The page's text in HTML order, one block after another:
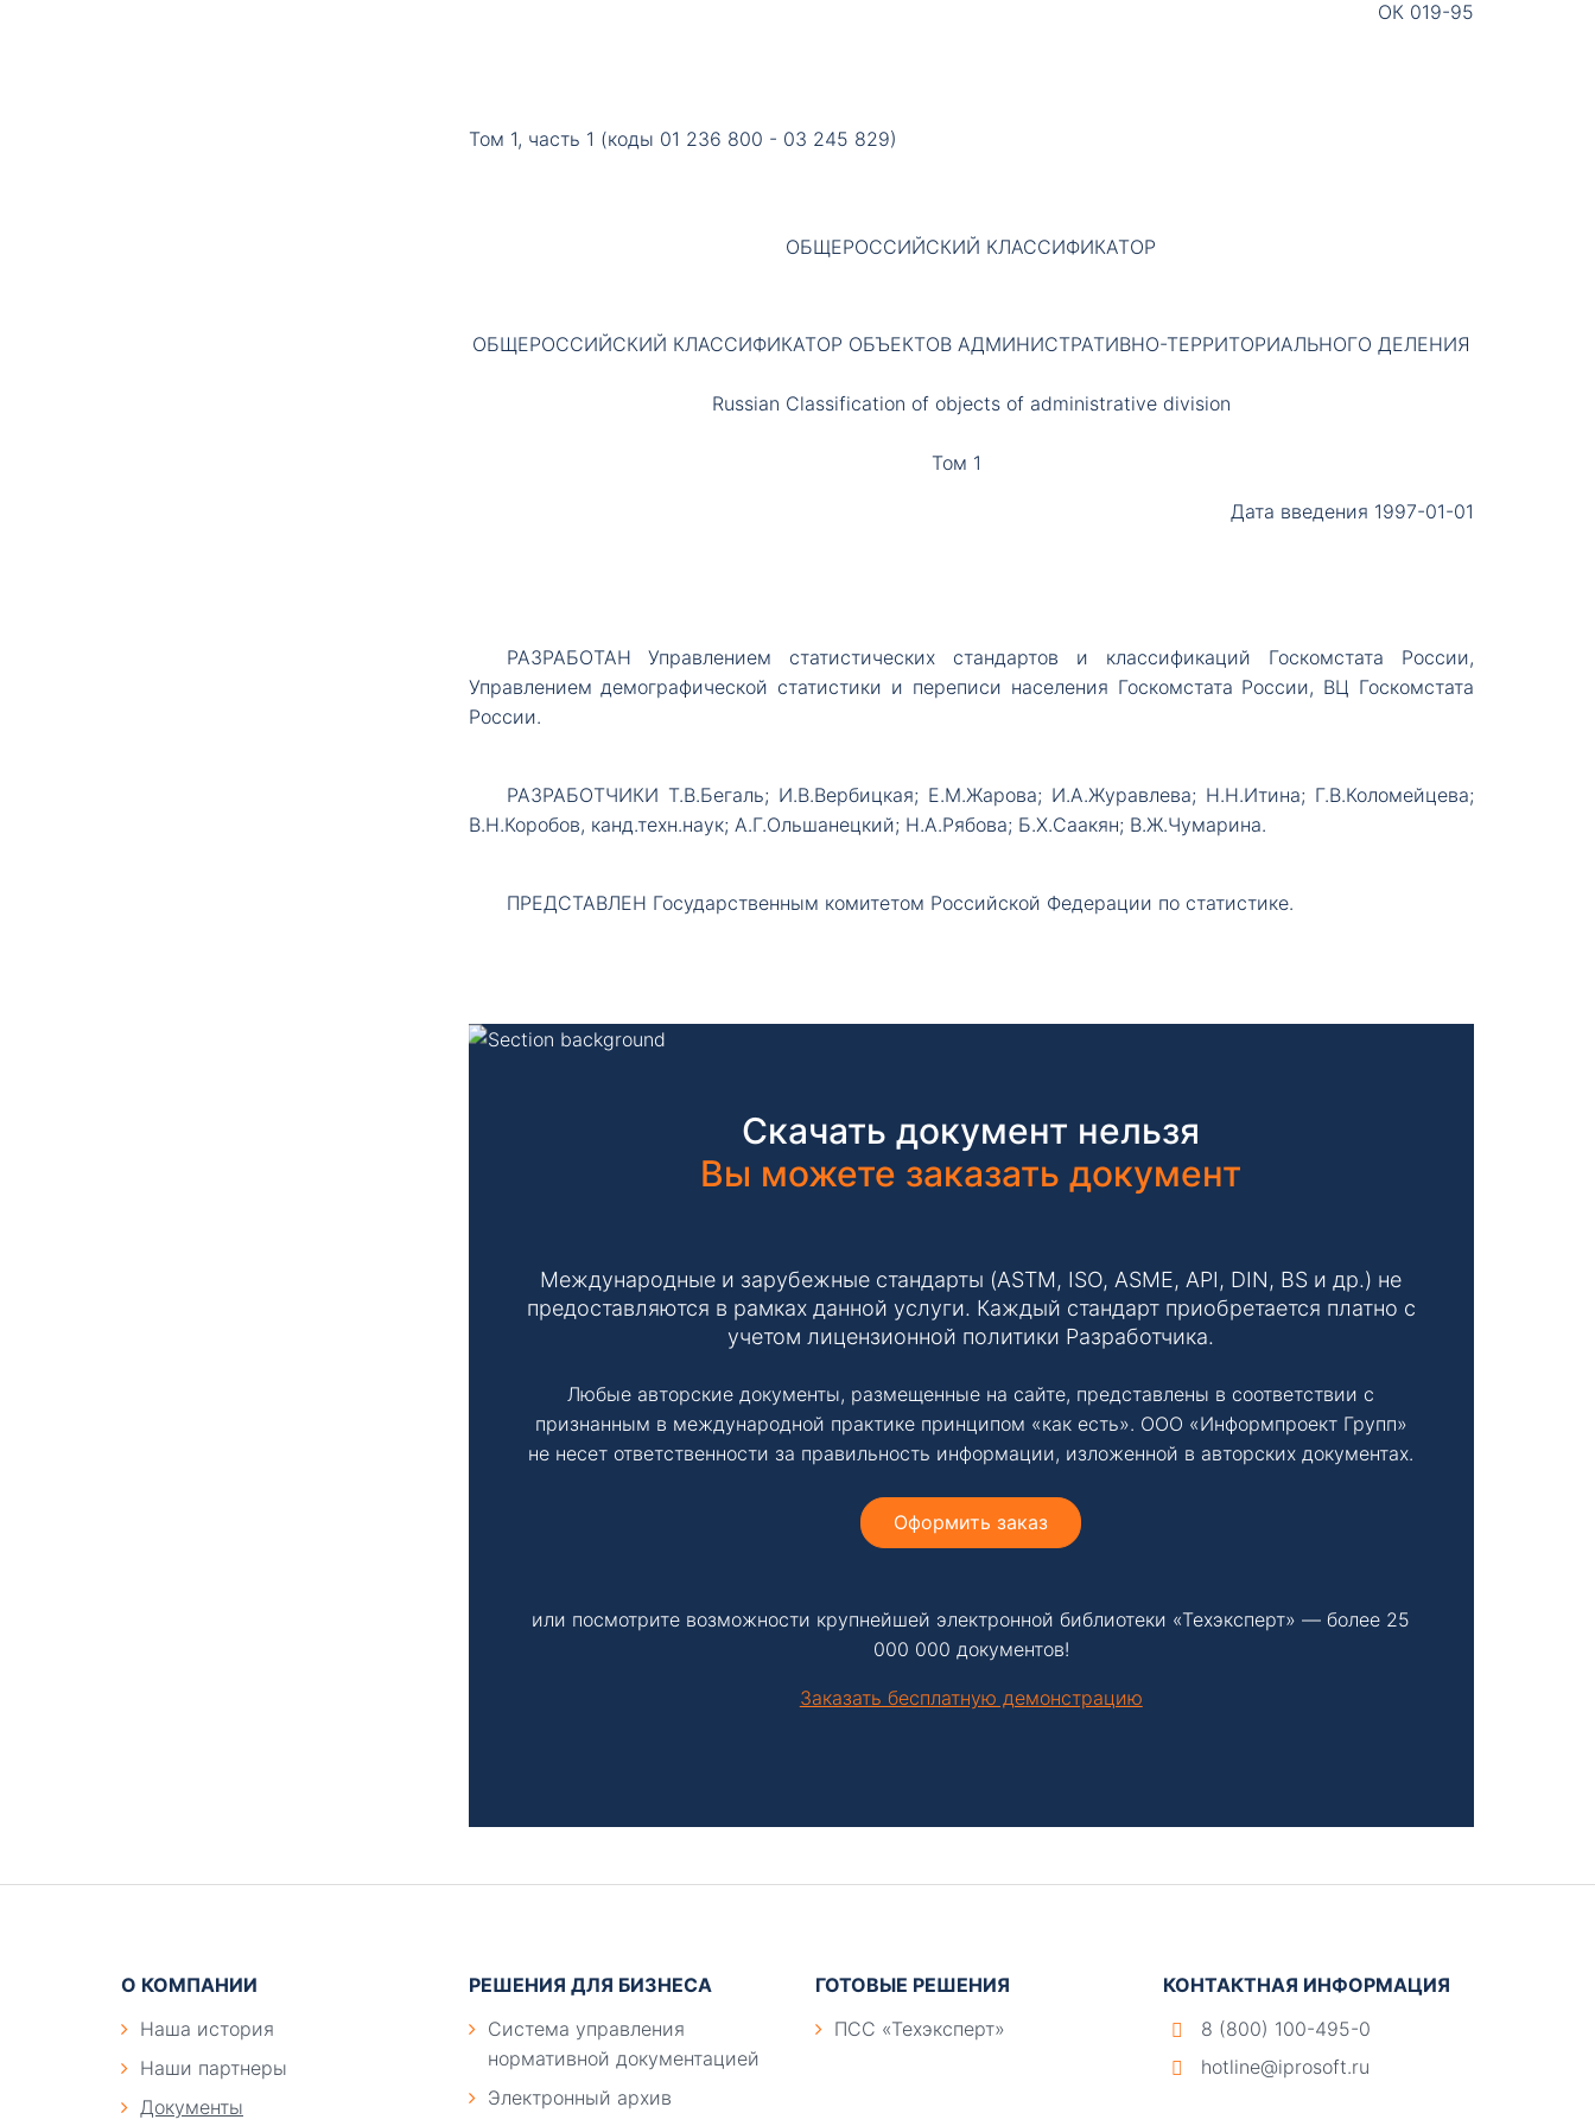
ОК 019-95
Том 1, часть 1 (коды 01 236 800 - 03 245 829)
ОБЩЕРОССИЙСКИЙ КЛАССИФИКАТОР
ОБЩЕРОССИЙСКИЙ КЛАССИФИКАТОР ОБЪЕКТОВ АДМИНИСТРАТИВНО-ТЕРРИТОРИАЛЬНОГО ДЕЛЕНИЯ
Russian Classification of objects of administrative division
Том 1
Дата введения 1997-01-01
РАЗРАБОТАН
Управлением статистических стандартов и классификаций Госкомстата России,
Управлением демографической статистики и переписи населения Госкомстата России, ВЦ Госкомстата
России.
РАЗРАБОТЧИКИ Т.В.Бегаль; И.В.Вербицкая; Е.М.Жарова; И.А.Журавлева; Н.Н.Итина; Г.В.Коломейцева;
В.Н.Коробов, канд.техн.наук; А.Г.Ольшанецкий; Н.А.Рябова; Б.Х.Саакян; В.Ж.Чумарина.
ПРЕДСТАВЛЕН Государственным комитетом Российской Федерации по статистике.
Скачать документ нельзя
Вы можете заказать документ
Международные и зарубежные стандарты (ASTM, ISO, ASME, API, DIN, BS и др.) не
предоставляются в рамках данной услуги. Каждый стандарт приобретается платно с
учетом лицензионной политики Разработчика.
Любые авторские документы, размещенные на сайте, представлены в соответствии с
признанным в международной практике принципом «как есть». ООО «Информпроект Групп»
не несет ответственности за правильность информации, изложенной в авторских документах.
Оформить заказ
или посмотрите возможности крупнейшей электронной библиотеки «Техэксперт» — более 25
000 000 документов!
Заказать бесплатную демонстрацию
О КОМПАНИИ
Наша история
Наши партнеры
Документы
РЕШЕНИЯ ДЛЯ БИЗНЕСА
Система управления
нормативной документацией
Электронный архив
ГОТОВЫЕ РЕШЕНИЯ
ПСС «Техэксперт»
КОНТАКТНАЯ ИНФОРМАЦИЯ
8 (800) 100-495-0
hotline@iprosoft.ru